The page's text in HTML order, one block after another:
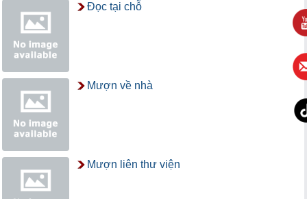
Đọc tại chỗ
Mượn về nhà
Mượn liên thư viện